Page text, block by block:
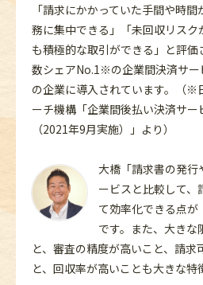
「請求にかかっていた手間や時
務に集中できる」「未回収リスク
も積極的な取引ができる」と評
数シェアNo.1※の企業間決済サー
の企業に導入されています。（※
ーチ機構「企業間後払い決済サ
（2021年9月実施）」より）
大橋「請求書の発行
ービスと比較して、
て効率化できる点
です。また、大きな
と、審査の精度が高いこと、請求
と、回収率が高いことも大きな特